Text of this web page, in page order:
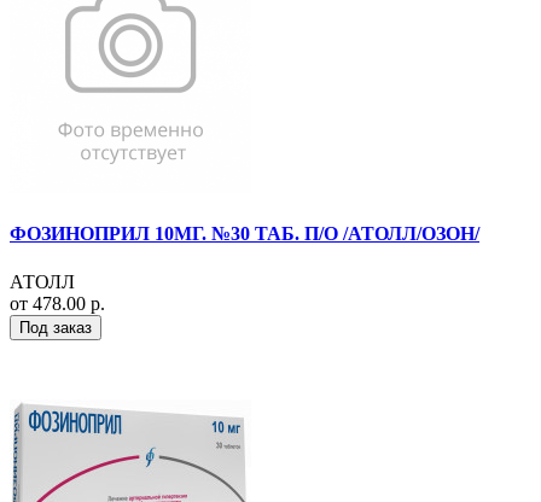
ФОЗИНОПРИЛ 10МГ. №30 ТАБ. П/О /АТОЛЛ/ОЗОН/
АТОЛЛ
от 478.00 р.
Под заказ